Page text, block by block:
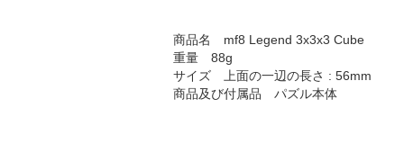
商品名 mf8 Legend 3x3x3 Cube
重量 88g
サイズ 上面の一辺の長さ : 56mm
商品及び付属品 パズル本体